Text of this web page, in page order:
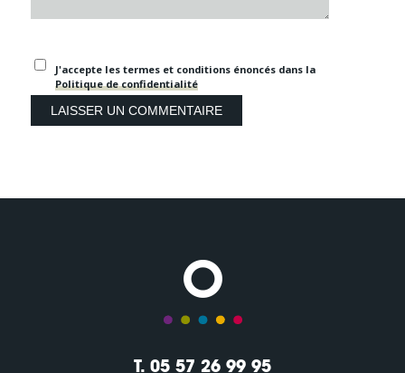
J'accepte les termes et conditions énoncés dans la
Politique de confidentialité
T. 05 57 26 99 95